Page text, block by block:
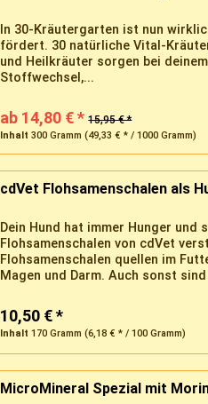
In 30-Kräutergarten ist nun
fördert. 30 natürliche Vital-
und Heilkräuter sorgen bei
Stoffwechsel,...
ab 14,80 € * 15,95 € *
Inhalt300 Gramm(49,33 € * / 1000 Gramm)
cdVet Flohsamenschalen als
Dein Hund hat immer Hunger und
Flohsamenschalen von cdVet
Flohsamenschalen quellen im
Magen und Darm. Auch sonst
10,50 € *
Inhalt170 Gramm(6,18 € * / 100 Gramm)
MicroMineral Spezial mit